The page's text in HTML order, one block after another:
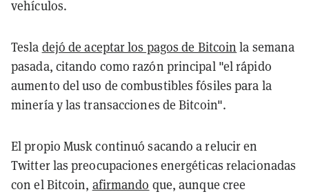
vehículos.
Tesla dejó de aceptar los pagos de Bitcoin la semana
pasada, citando como razón principal "el rápido
aumento del uso de combustibles fósiles para la
minería y las transacciones de Bitcoin".
El propio Musk continuó sacando a relucir en
Twitter las preocupaciones energéticas relacionadas
con el Bitcoin, afirmando que, aunque cree